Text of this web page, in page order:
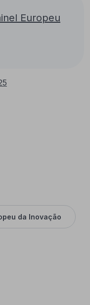
Europeu
da Inovação